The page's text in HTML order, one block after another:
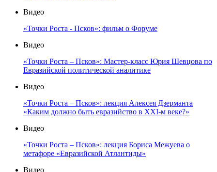
Видео
«Точки Роста - Псков»: фильм о Форуме
Видео
«Точки Роста – Псков»: Мастер-класс Юрия Шевцова по
Евразийской политической аналитике
Видео
«Точки Роста – Псков»: лекция Алексея Дзерманта
«Каким должно быть евразийство в XXI-м веке?»
Видео
«Точки Роста – Псков»: лекция Бориса Межуева о
метафоре «Евразийской Атлантиды»
Видео